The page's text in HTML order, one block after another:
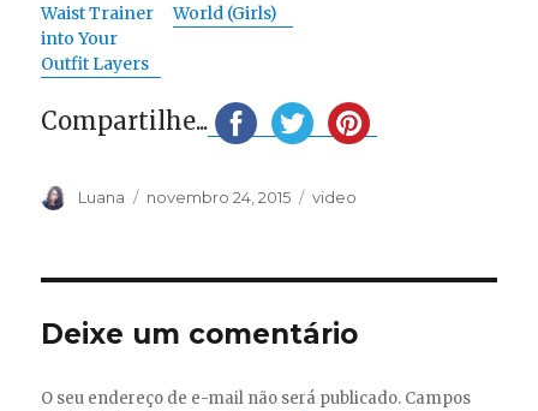
Waist Trainer
into Your
Outfit Layers
World (Girls)
Compartilhe...
Autor
Luana
Publicado
novembro 24, 2015 Categorias
video
Deixe um comentário
O seu endereço de e-mail não será publicado. Campos